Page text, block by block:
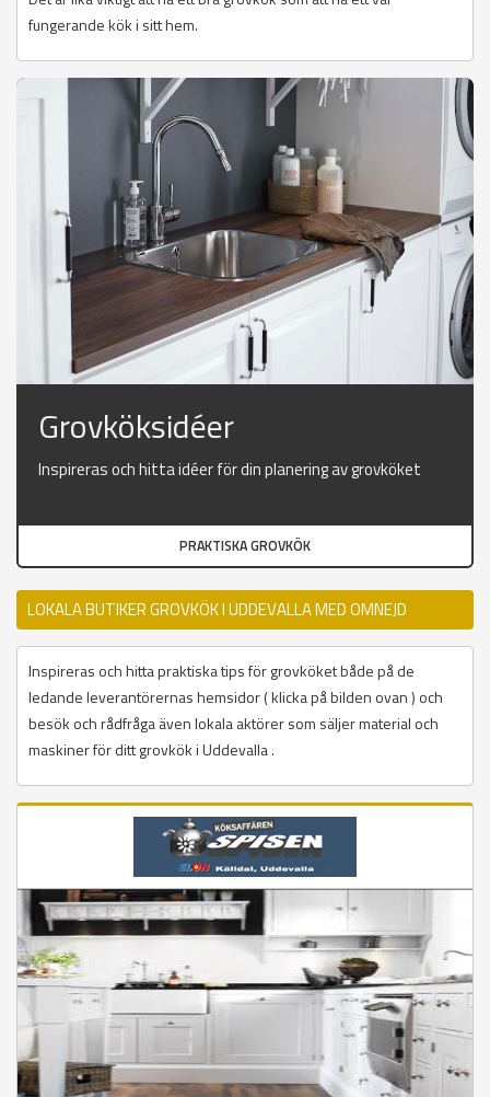
fungerande kök i sitt hem.
Grovköksidéer
Inspireras och hitta idéer för din planering av grovköket
PRAKTISKA GROVKÖK
LOKALA BUTIKER GROVKÖK I UDDEVALLA MED OMNEJD
Inspireras och hitta praktiska tips för grovköket både på de
ledande leverantörernas hemsidor ( klicka på bilden ovan ) och
besök och rådfråga även lokala aktörer som säljer material och
maskiner för ditt grovkök i Uddevalla .